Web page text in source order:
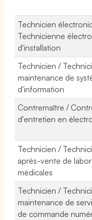
Technicien
Technicienne
d'installation
Technicien /
maintenance de
d'information
Contremaître /
d'entretien en
Technicien /
après-vente de
médicales
Technicien /
maintenance de
de commande